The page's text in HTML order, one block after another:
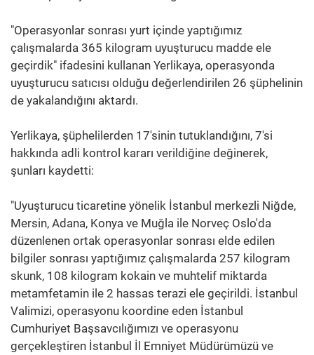
"Operasyonlar sonrası yurt içinde yaptığımız
çalışmalarda 365 kilogram uyuşturucu madde ele
geçirdik" ifadesini kullanan Yerlikaya, operasyonda
uyuşturucu satıcısı olduğu değerlendirilen 26 şüphelinin
de yakalandığını aktardı.
Yerlikaya, şüphelilerden 17'sinin tutuklandığını, 7'si
hakkında adli kontrol kararı verildiğine değinerek,
şunları kaydetti:
"Uyuşturucu ticaretine yönelik İstanbul merkezli Niğde,
Mersin, Adana, Konya ve Muğla ile Norveç Oslo'da
düzenlenen ortak operasyonlar sonrası elde edilen
bilgiler sonrası yaptığımız çalışmalarda 257 kilogram
skunk, 108 kilogram kokain ve muhtelif miktarda
metamfetamin ile 2 hassas terazi ele geçirildi. İstanbul
Valimizi, operasyonu koordine eden İstanbul
Cumhuriyet Başsavcılığımızı ve operasyonu
gerçekleştiren İstanbul İl Emniyet Müdürümüzü ve